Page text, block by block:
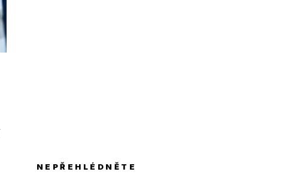
NEPŘEHLÉDNĚTE